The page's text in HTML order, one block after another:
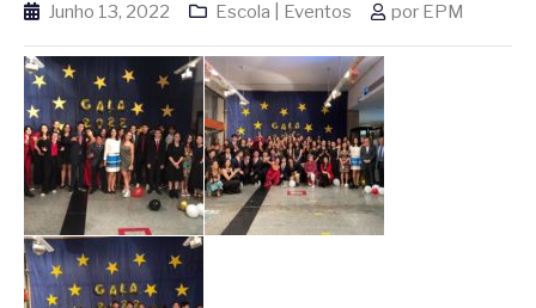
Junho 13, 2022 Escola | Eventos por EPM